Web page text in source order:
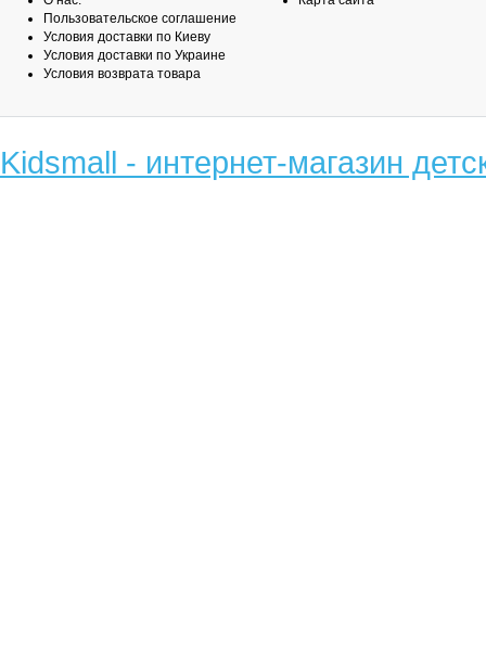
Пользовательское соглашение
Условия доставки по Киеву
Условия доставки по Украине
Условия возврата товара
Kidsmall - интернет-магазин